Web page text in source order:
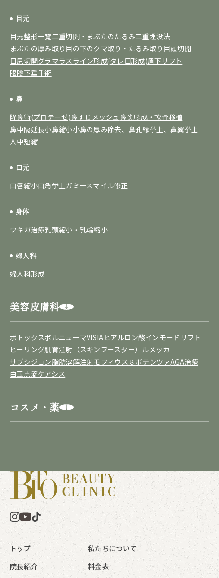
目元
目元整形一覧二重切開・まぶたのたるみ二重埋没法
まぶたの厚み取り 目の下のクマ取り・たるみ取り 目頭切開
目尻切開グラマラスライン形成(タレ目形成)眉下リフト
眼瞼下垂手術
鼻
隆鼻術(プロテーゼ)鼻すじメッシュ鼻尖形成・軟骨移植
鼻中隔延長小鼻縮小小鼻の厚み除去、鼻孔縁挙上、鼻翼挙上
人中短縮
口元
口唇縮小口角挙上ガミースマイル修正
身体
ワキガ治療乳頭縮小・乳輪縮小
婦人科
婦人科形成
美容皮膚科
ボトックスボルニューマVISIA ヒアルロン酸インモードリフト
ピーリング肌育注射（スキンブースター） ルメッカ
サブシジョン脂肪溶解注射モフィウス８ポテンツァAGA治療
白玉点滴ケアシス
コスメ・薬
トップ
私たちについて
院長紹介
料金表